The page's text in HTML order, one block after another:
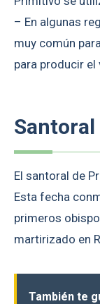
– En algunas
muy común
para producir
El santoral de
Esta fecha
primeros
martirizado en
También te